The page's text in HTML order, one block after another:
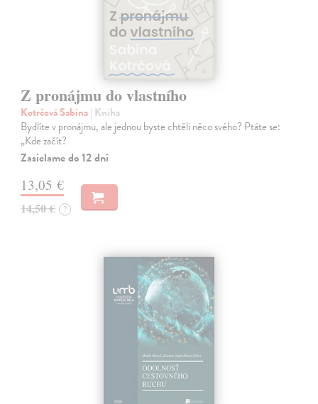
Z pronájmu do vlastního
Kotrčová Sabina| Kniha
Bydlíte v pronájmu, ale jednou byste chtěli něco svého? Ptáte se:
„Kde začít?
Zasielame do 12 dní
13,05 €
14,50 € ?